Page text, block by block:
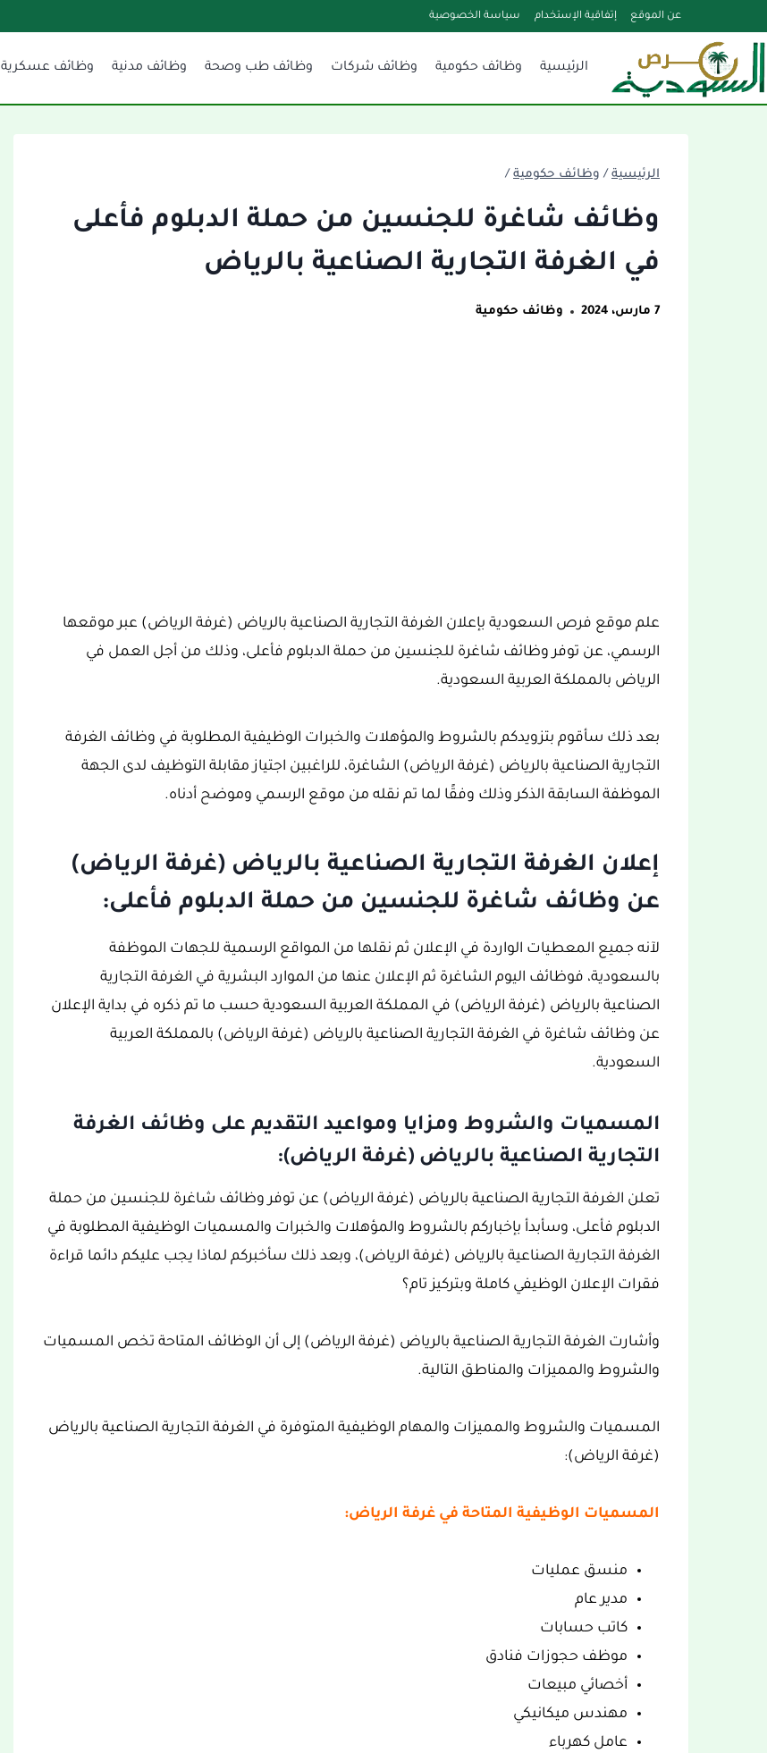
إلى
المحتوى
عن الموقع إتفاقية الإستخدام سياسة الخصوصية
الرئيسية وظائف حكومية وظائف شركات وظائف طب وصحة وظائف مدنية وظائف عسكرية
الرئيسية / وظائف حكومية /
وظائف شاغرة للجنسين من حملة الدبلوم فأعلى
في الغرفة التجارية الصناعية بالرياض
7 مارس، 2024 وظائف حكومية
علم موقع فرص السعودية بإعلان الغرفة التجارية الصناعية بالرياض (غرفة الرياض) عبر موقعها
الرسمي، عن توفر وظائف شاغرة للجنسين من حملة الدبلوم فأعلى، وذلك من أجل العمل في
الرياض بالمملكة العربية السعودية.
بعد ذلك سأقوم بتزويدكم بالشروط والمؤهلات والخبرات الوظيفية المطلوبة في وظائف الغرفة
التجارية الصناعية بالرياض (غرفة الرياض) الشاغرة، للراغبين اجتياز مقابلة التوظيف لدى الجهة
الموظفة السابقة الذكر وذلك وفقًا لما تم نقله من موقع الرسمي وموضح أدناه.
إعلان الغرفة التجارية الصناعية بالرياض (غرفة الرياض)
عن وظائف شاغرة للجنسين من حملة الدبلوم فأعلى:
لآنه جميع المعطيات الواردة في الإعلان ثم نقلها من المواقع الرسمية للجهات الموظفة
بالسعودية، فوظائف اليوم الشاغرة ثم الإعلان عنها من الموارد البشرية في الغرفة التجارية
الصناعية بالرياض (غرفة الرياض) في المملكة العربية السعودية حسب ما تم ذكره في بداية الإعلان
عن وظائف شاغرة في الغرفة التجارية الصناعية بالرياض (غرفة الرياض) بالمملكة العربية
السعودية.
المسميات والشروط ومزايا ومواعيد التقديم على وظائف الغرفة
التجارية الصناعية بالرياض (غرفة الرياض):
تعلن الغرفة التجارية الصناعية بالرياض (غرفة الرياض) عن توفر وظائف شاغرة للجنسين من حملة
الدبلوم فأعلى، وسأبدأ بإخباركم بالشروط والمؤهلات والخبرات والمسميات الوظيفية المطلوبة في
الغرفة التجارية الصناعية بالرياض (غرفة الرياض)، وبعد ذلك سأخبركم لماذا يجب عليكم دائما قراءة
فقرات الإعلان الوظيفي كاملة وبتركيز تام؟
وأشارت الغرفة التجارية الصناعية بالرياض (غرفة الرياض) إلى أن الوظائف المتاحة تخص المسميات
والشروط والمميزات والمناطق التالية.
المسميات والشروط والمميزات والمهام الوظيفية المتوفرة في الغرفة التجارية الصناعية بالرياض
(غرفة الرياض):
المسميات الوظيفية المتاحة في غرفة الرياض:
منسق عمليات
مدير عام
كاتب حسابات
موظف حجوزات فنادق
أخصائي مبيعات
مهندس ميكانيكي
عامل كهرباء